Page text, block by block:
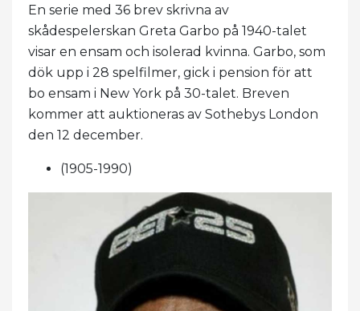
En serie med 36 brev skrivna av
skådespelerskan Greta Garbo på 1940-talet
visar en ensam och isolerad kvinna. Garbo, som
dök upp i 28 spelfilmer, gick i pension för att
bo ensam i New York på 30-talet. Breven
kommer att auktioneras av Sothebys London
den 12 december.
(1905-1990)